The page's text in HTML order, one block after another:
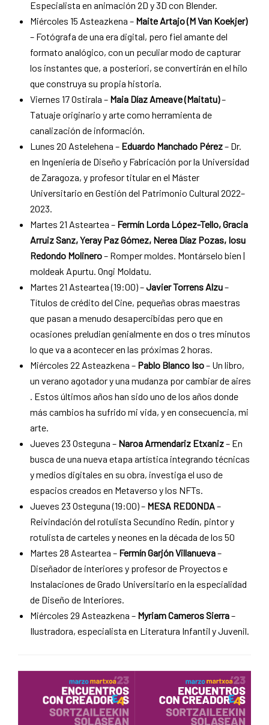
Especialista en animación 2D y 3D con Blender.
Miércoles 15 Asteazkena – Maite Artajo (M Van Koekjer)
– Fotógrafa de una era digital, pero fiel amante del
formato analógico, con un peculiar modo de capturar
los instantes que, a posteriori, se convertirán en el hilo
que construya su propia historia.
Viernes 17 Ostirala – Maia Díaz Ameave (Maitatu)–
Tatuaje originario y arte como herramienta de
canalización de información.
Lunes 20 Astelehena – Eduardo Manchado Pérez– Dr.
en Ingeniería de Diseño y Fabricación por la Universidad
de Zaragoza, y profesor titular en el Máster
Universitario en Gestión del Patrimonio Cultural 2022–
2023.
Martes 21 Asteartea – Fermín Lorda López-Tello, Gracia
Arruiz Sanz, Yeray Paz Gómez, Nerea Díaz Pozas, Iosu
Redondo Molinero– Romper moldes. Montárselo bien |
moldeak Apurtu. Ongi Moldatu.
Martes 21 Asteartea (19:00) –Javier Torrens Alzu–
Títulos de crédito del Cine, pequeñas obras maestras
que pasan a menudo desapercibidas pero que en
ocasiones preludian genialmente en dos o tres minutos
lo que va a acontecer en las próximas 2 horas.
Miércoles 22 Asteazkena – Pablo Blanco Iso– Un libro,
un verano agotador y una mudanza por cambiar de aires
. Estos últimos años han sido uno de los años donde
más cambios ha sufrido mi vida, y en consecuencia, mi
arte.
Jueves 23 Osteguna – Naroa Armendariz Etxaniz– En
busca de una nueva etapa artística integrando técnicas
y medios digitales en su obra, investiga el uso de
espacios creados en Metaverso y los NFTs.
Jueves 23 Osteguna (19:00) – MESA REDONDA–
Reivindación del rotulista Secundino Redín, pintor y
rotulista de carteles y neones en la década de los 50
Martes 28 Asteartea – Fermín Garjón Villanueva–
Diseñador de interiores y profesor de Proyectos e
Instalaciones de Grado Universitario en la especialidad
de Diseño de Interiores.
Miércoles 29 Asteazkena – Myriam Cameros Sierra–
Ilustradora, especialista en Literatura Infantil y Juvenil.